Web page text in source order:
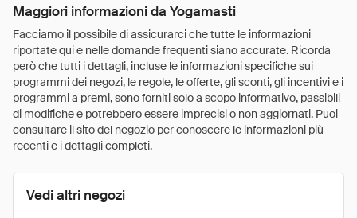
Maggiori informazioni da Yogamasti
Facciamo il possibile di assicurarci che tutte le informazioni
riportate qui e nelle domande frequenti siano accurate. Ricorda
però che tutti i dettagli, incluse le informazioni specifiche sui
programmi dei negozi, le regole, le offerte, gli sconti, gli incentivi e i
programmi a premi, sono forniti solo a scopo informativo, passibili
di modifiche e potrebbero essere imprecisi o non aggiornati. Puoi
consultare il sito del negozio per conoscere le informazioni più
recenti e i dettagli completi.
Vedi altri negozi